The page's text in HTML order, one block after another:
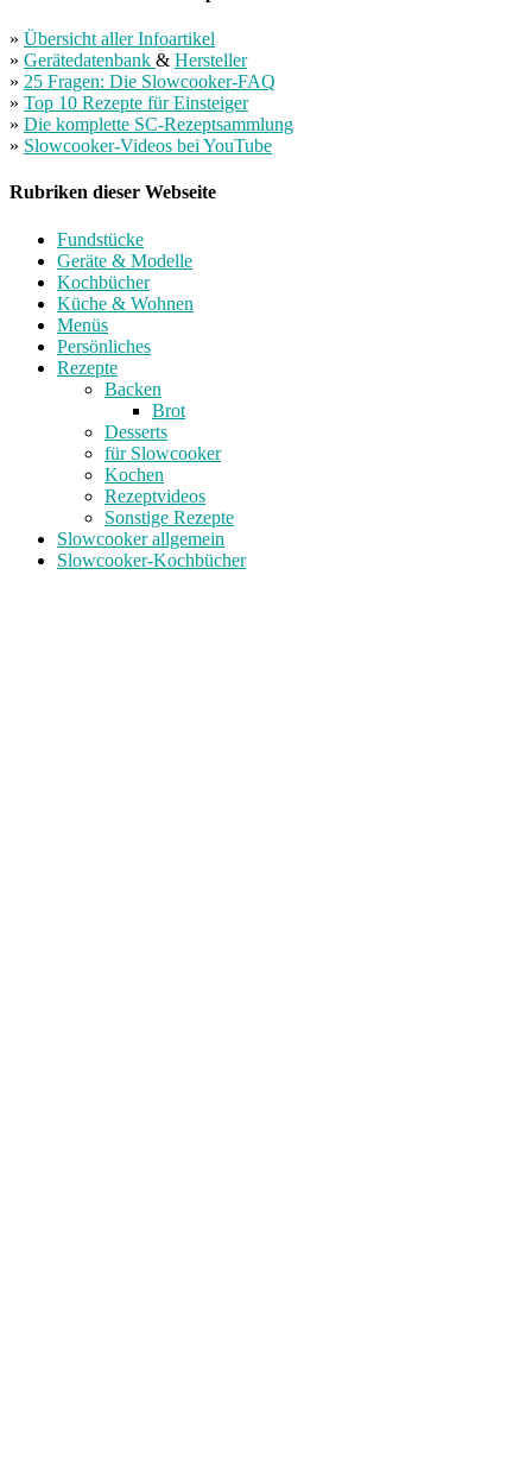
» Übersicht aller Infoartikel
» Gerätedatenbank & Hersteller
» 25 Fragen: Die Slowcooker-FAQ
» Top 10 Rezepte für Einsteiger
» Die komplette SC-Rezeptsammlung
» Slowcooker-Videos bei YouTube
Rubriken dieser Webseite
Fundstücke
Geräte & Modelle
Kochbücher
Küche & Wohnen
Menüs
Persönliches
Rezepte
Backen
Brot
Desserts
für Slowcooker
Kochen
Rezeptvideos
Sonstige Rezepte
Slowcooker allgemein
Slowcooker-Kochbücher